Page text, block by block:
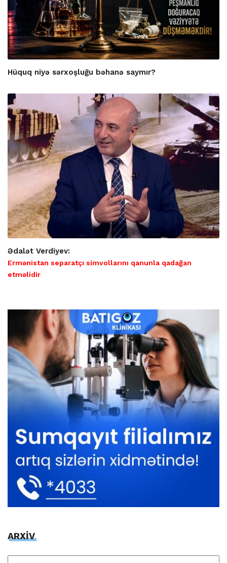
Hüquq niyə sərxoşluğu bəhanə saymır?
Ədalət Verdiyev:
Ermənistan separatçı simvollarını qanunla qadağan
etməlidir
ARXİV